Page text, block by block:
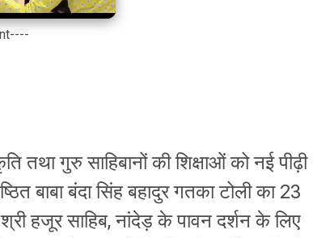
तथा गुरु साहिबानों की शिक्षाओं को नई पीढ़ी
बाबा बंदा सिंह बहादुर गतका टोली का 23
हजूर साहिब, नांदेड़ के पावन दर्शन के लिए